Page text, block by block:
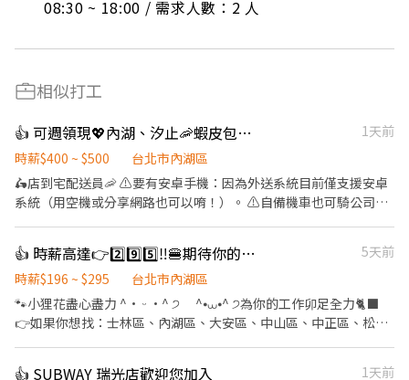
08:30 ~ 18:00 / 需求人數：2 人
相似打工
👍 可週領現💖內湖、汐止🦐蝦皮包裏外送員/免經驗平均50～80K，公司車
1天前
時薪$400 ~ $500
台北市內湖區
🛵店到宅配送員🦐 ⚠️要有安卓手機：因為外送系統目前僅支援安卓
系統（用空機或分享網路也可以唷！）。 ⚠️自備機車也可騎公司電
👉👉👉至門市自行取貨配送，沒有傳統宅配人事問題 📌 工作內
容： ↪︎ 騎機車(自備或公司車)將包裏從門市配送至買家地點(範圍
3km內) 在我們這裡的夥伴收入大概長這樣： 🛵 隨便送送（熟悉路
線中）：$40,000 ~ $60,000 元 / 月 🛵 乖乖聽話送（穩定出勤）：
✅ 領薪彈性：每月15號準時發薪（可匯款/領現），亦可配合【每週
👍 時薪高達👉2️⃣9️⃣5️⃣‼️🍔期待你的「麥」力演出🍟餐飲服務員
5天前
時薪$196 ~ $295
台北市內湖區
🐾小狸花盡心盡力 ^• ᵕ •^ ੭ ^⦁⩊⦁^ ੭為你的工作卯足全力🐈‍⬛
👉如果你想找：士林區、內湖區、大安區、中山區、中正區、松山
👍 SUBWAY 瑞光店歡迎您加入 1天前